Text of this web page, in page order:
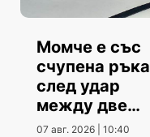
Момче е със
счупена ръка
след удар
между две
коли
07 авг. 2026 | 10:40